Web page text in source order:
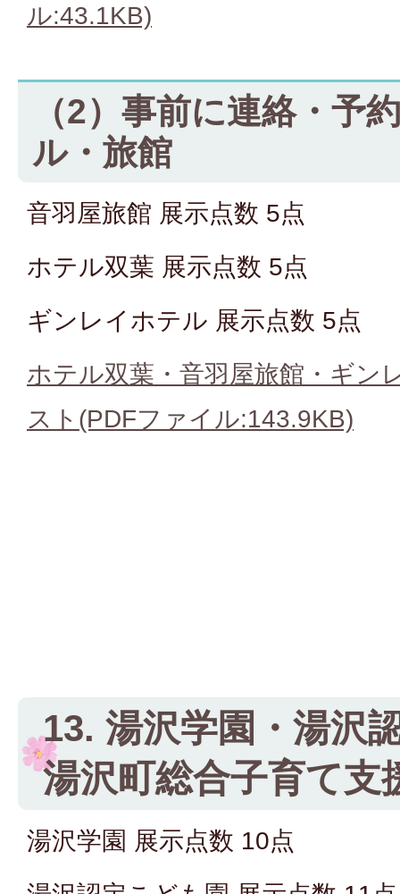
ル:43.1KB)
（2）事前に連絡・予
ル・旅館
音羽屋旅館 展示点数 5点
ホテル双葉 展示点数 5点
ギンレイホテル 展示点数 5点
ホテル双葉・音羽屋旅館・ギン
スト(PDFファイル:143.9KB)
13. 湯沢学園・湯沢
湯沢町総合子育て支
湯沢学園 展示点数 10点